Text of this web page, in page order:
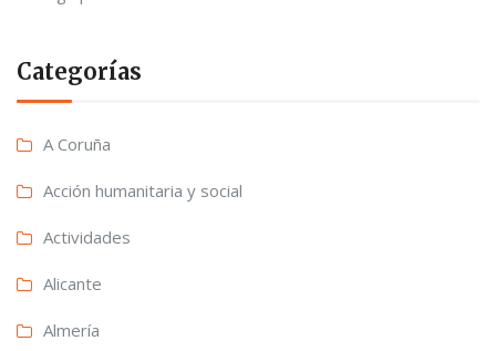
Categorías
A Coruña
Acción humanitaria y social
Actividades
Alicante
Almería